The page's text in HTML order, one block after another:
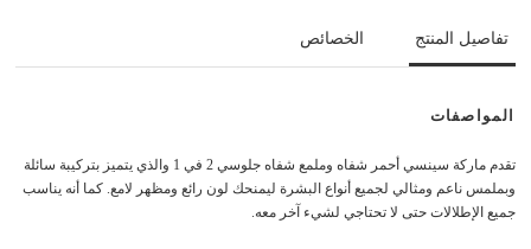
تفاصيل المنتج الخصائص
المواصفات
تقدم ماركة سينسي أحمر شفاه وملمع شفاه جلوسي 2 في 1 والذي يتميز بتركيبة سائلة
وبملمس ناعم ومثالي لجميع أنواع البشرة ليمنحك لون رائع ومظهر لامع. كما أنه يناسب
جميع الإطلالات حتى لا تحتاجي لشيء آخر معه.